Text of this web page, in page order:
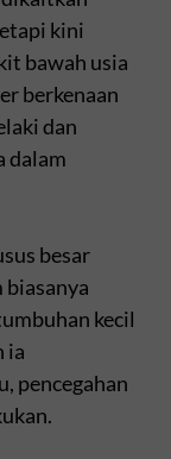
kini
bawah usia
berkenaan
dan
dalam
besar
biasanya
kecil
ia
pencegahan